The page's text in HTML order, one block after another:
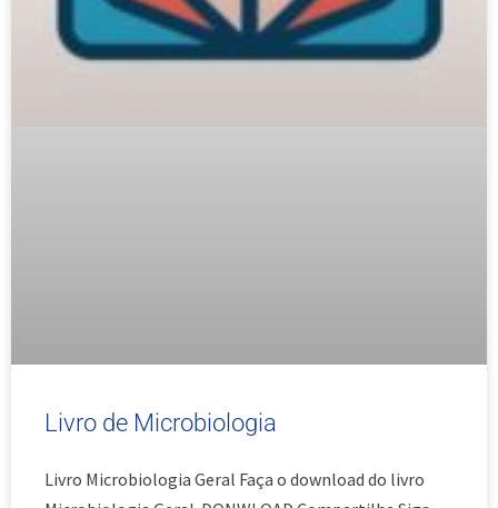
Livro de Microbiologia
Livro Microbiologia Geral Faça o download do livro